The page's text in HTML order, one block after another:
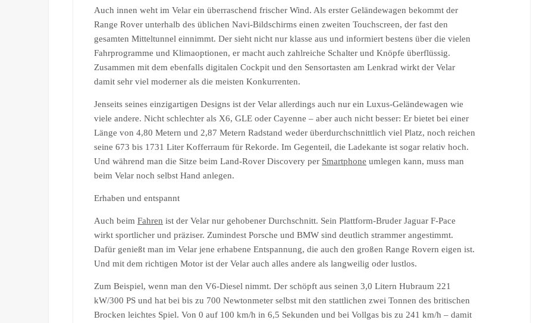
Auch innen weht im Velar ein überraschend frischer Wind. Als erster Geländewagen bekommt der
Range Rover unterhalb des üblichen Navi-Bildschirms einen zweiten Touchscreen, der fast den
gesamten Mitteltunnel einnimmt. Der sieht nicht nur klasse aus und informiert bestens über die vielen
Fahrprogramme und Klimaoptionen, er macht auch zahlreiche Schalter und Knöpfe überflüssig.
Zusammen mit dem ebenfalls digitalen Cockpit und den Sensortasten am Lenkrad wirkt der Velar
damit sehr viel moderner als die meisten Konkurrenten.
Jenseits seines einzigartigen Designs ist der Velar allerdings auch nur ein Luxus-Geländewagen wie
viele andere. Nicht schlechter als X6, GLE oder Cayenne – aber auch nicht besser: Er bietet bei einer
Länge von 4,80 Metern und 2,87 Metern Radstand weder überdurchschnittlich viel Platz, noch reichen
seine 673 bis 1731 Liter Kofferraum für Rekorde. Im Gegenteil, die Ladekante ist sogar relativ hoch.
Und während man die Sitze beim Land-Rover Discovery per Smartphone umlegen kann, muss man
beim Velar noch selbst Hand anlegen.
Erhaben und entspannt
Auch beim Fahren ist der Velar nur gehobener Durchschnitt. Sein Plattform-Bruder Jaguar F-Pace
wirkt sportlicher und präziser. Zumindest Porsche und BMW sind deutlich strammer angestimmt.
Dafür genießt man im Velar jene erhabene Entspannung, die auch den großen Range Rovern eigen ist.
Und mit dem richtigen Motor ist der Velar auch alles andere als langweilig oder lustlos.
Zum Beispiel, wenn man den V6-Diesel nimmt. Der schöpft aus seinen 3,0 Litern Hubraum 221
kW/300 PS und hat bei bis zu 700 Newtonmeter selbst mit den stattlichen zwei Tonnen des britischen
Brocken leichtes Spiel. Von 0 auf 100 km/h in 6,5 Sekunden und bei Vollgas bis zu 241 km/h – damit